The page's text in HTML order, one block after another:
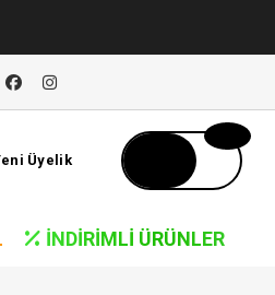
Üyelik
İNDIRIMLI ÜRÜNLER